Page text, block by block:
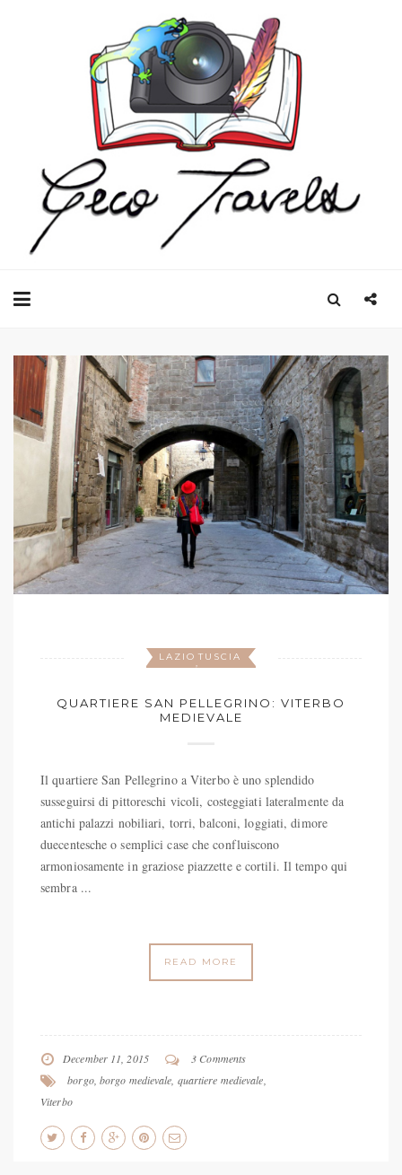
LAZIO TUSCIA
QUARTIERE SAN PELLEGRINO: VITERBO
MEDIEVALE
Il quartiere San Pellegrino a Viterbo è uno splendido
susseguirsi di pittoreschi vicoli, costeggiati lateralmente da
antichi palazzi nobiliari, torri, balconi, loggiati, dimore
duecentesche o semplici case che confluiscono
armoniosamente in graziose piazzette e cortili. Il tempo qui
sembra ...
READ MORE
December 11, 2015
3 Comments
borgo, borgo medievale quartiere medievale
Viterbo